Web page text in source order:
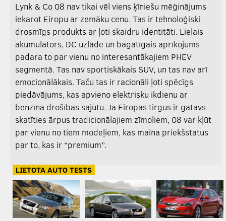
Lynk & Co 08 nav tikai vēl viens ķīniešu mēģinājums
iekarot Eiropu ar zemāku cenu. Tas ir tehnoloģiski
drosmīgs produkts ar ļoti skaidru identitāti. Lielais
akumulators, DC uzlāde un bagātīgais aprīkojums
padara to par vienu no interesantākajiem PHEV
segmentā. Tas nav sportiskākais SUV, un tas nav arī
emocionālākais. Taču tas ir racionāli ļoti spēcīgs
piedāvājums, kas apvieno elektrisku ikdienu ar
benzīna drošības sajūtu. Ja Eiropas tirgus ir gatavs
skatīties ārpus tradicionālajiem zīmoliem, 08 var kļūt
par vienu no tiem modeļiem, kas maina priekšstatus
par to, kas ir “premium”.
LIETOTA AUTO TESTS